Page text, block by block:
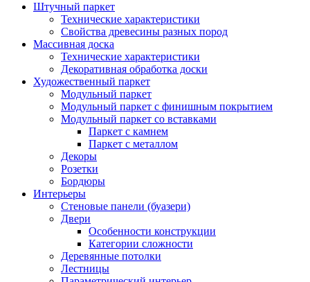
Штучный паркет
Технические характеристики
Свойства древесины разных пород
Массивная доска
Технические характеристики
Декоративная обработка доски
Художественный паркет
Модульный паркет
Модульный паркет с финишным покрытием
Модульный паркет со вставками
Паркет с камнем
Паркет с металлом
Декоры
Розетки
Бордюры
Интерьеры
Стеновые панели (буазери)
Двери
Особенности конструкции
Категории сложности
Деревянные потолки
Лестницы